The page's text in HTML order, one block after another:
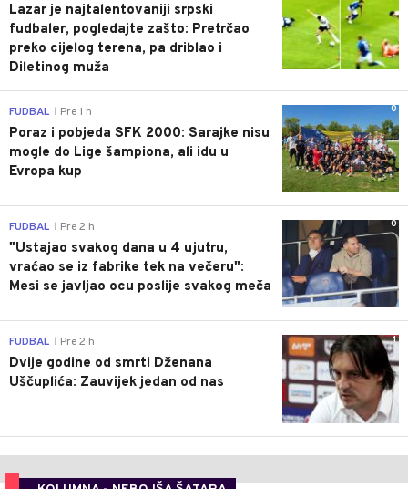
Lazar je najtalentovaniji srpski
fudbaler, pogledajte zašto: Pretrčao
preko cijelog terena, pa driblao i
Diletinog muža
0
FUDBAL Pre 1 h
Poraz i pobjeda SFK 2000: Sarajke nisu
mogle do Lige šampiona, ali idu u
Evropa kup
0
FUDBAL Pre 2 h
"Ustajao svakog dana u 4 ujutru,
vraćao se iz fabrike tek na večeru":
Mesi se javljao ocu poslije svakog meča
1
FUDBAL Pre 2 h
Dvije godine od smrti Dženana
Uščuplića: Zauvijek jedan od nas